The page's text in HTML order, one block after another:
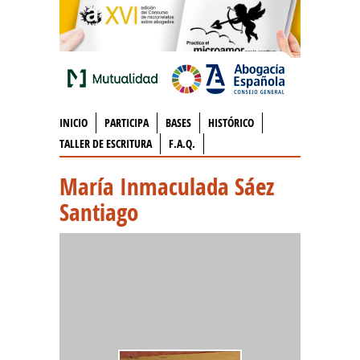
INICIO PARTICIPA BASES
HISTÓRICO
TALLER DE ESCRITURA
F.A.Q.
María Inmaculada Sáez
Santiago